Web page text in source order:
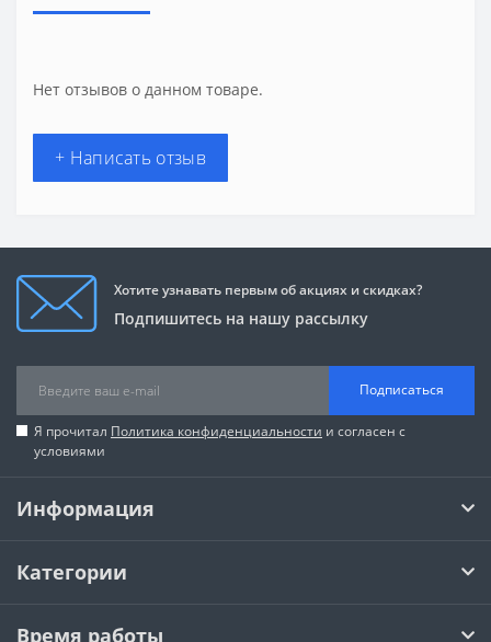
Нет отзывов о данном товаре.
+ Написать отзыв
Хотите узнавать первым об акциях и скидках?
Подпишитесь на нашу рассылку
Подписаться
Я прочитал Политика конфиденциальности и согласен с
условиями
Информация
Категории
Время работы